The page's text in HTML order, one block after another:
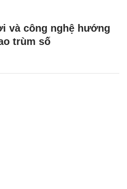
và công nghệ hướng
trùm số